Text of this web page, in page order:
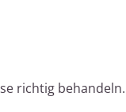
richtig behandeln.